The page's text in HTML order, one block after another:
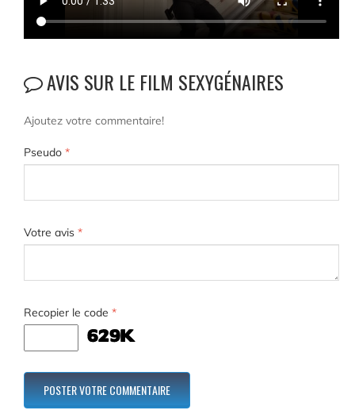
AVIS SUR LE FILM SEXYGÉNAIRES
Ajoutez votre commentaire!
Pseudo *
Votre avis *
Recopier le code *